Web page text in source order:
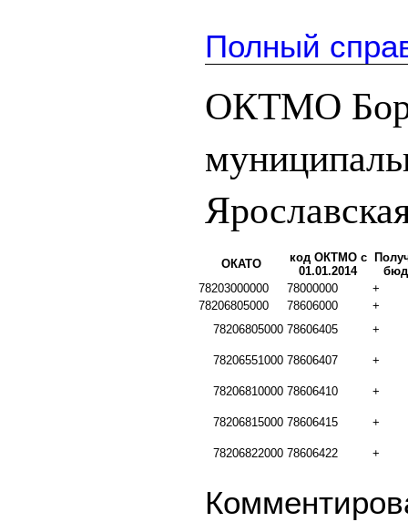
Полный
ОКТМО
ОКАТО
код ОКТМО с
01.01.2014
78203000000
78000000
+
78206805000
78606000
+
78206805000 78606405 +
78206551000 78606407 +
78206810000 78606410 +
78206815000 78606415 +
78206822000 78606422 +